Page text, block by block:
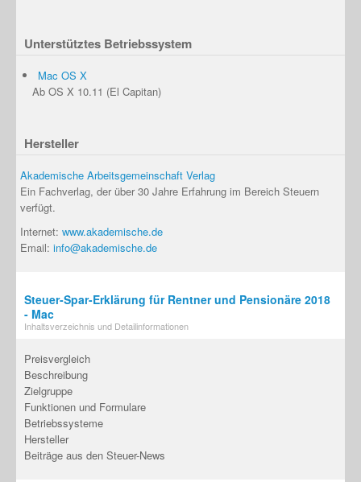
Unterstütztes Betriebssystem
Mac OS X
Ab OS X 10.11 (El Capitan)
Hersteller
Akademische Arbeitsgemeinschaft Verlag
Ein Fachverlag, der über 30 Jahre Erfahrung im Bereich Steuern
verfügt.
Internet: www.akademische.de
Email: info@akademische.de
Steuer-Spar-Erklärung für Rentner und Pensionäre 2018
- Mac
Inhaltsverzeichnis und Detailinformationen
Preisvergleich
Beschreibung
Zielgruppe
Funktionen und Formulare
Betriebssysteme
Hersteller
Beiträge aus den Steuer-News